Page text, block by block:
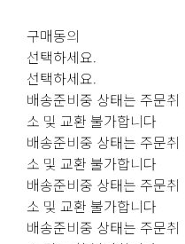
구매동의
선택하세요.
선택하세요.
배송준비중 상태는 주문취
소 및 교환 불가합니다
배송준비중 상태는 주문취
소 및 교환 불가합니다
배송준비중 상태는 주문취
소 및 교환 불가합니다
배송준비중 상태는 주문취